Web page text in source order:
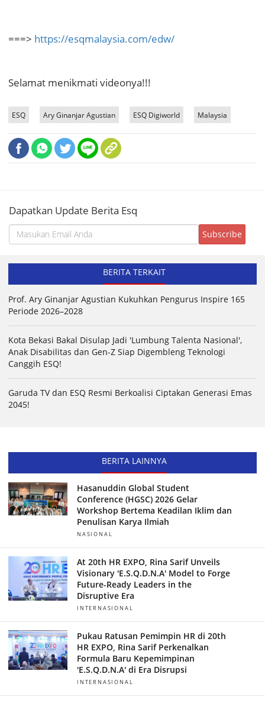
===> https://esqmalaysia.com/edw/
Selamat menikmati videonya!!!
ESQ Ary Ginanjar Agustian ESQ Digiworld Malaysia
Dapatkan Update Berita Esq
BERITA TERKAIT
Prof. Ary Ginanjar Agustian Kukuhkan Pengurus Inspire 165
Periode 2026–2028
Kota Bekasi Bakal Disulap Jadi 'Lumbung Talenta Nasional',
Anak Disabilitas dan Gen-Z Siap Digembleng Teknologi
Canggih ESQ!
Garuda TV dan ESQ Resmi Berkoalisi Ciptakan Generasi Emas
2045!
BERITA LAINNYA
Hasanuddin Global Student
Conference (HGSC) 2026 Gelar
Workshop Bertema Keadilan Iklim dan
Penulisan Karya Ilmiah
NASIONAL
At 20th HR EXPO, Rina Sarif Unveils
Visionary 'E.S.Q.D.N.A' Model to Forge
Future-Ready Leaders in the
Disruptive Era
INTERNASIONAL
Pukau Ratusan Pemimpin HR di 20th
HR EXPO, Rina Sarif Perkenalkan
Formula Baru Kepemimpinan
'E.S.Q.D.N.A' di Era Disrupsi
INTERNASIONAL